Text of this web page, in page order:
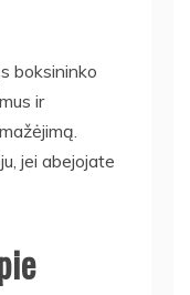
boksininko
ir
jei abejojate